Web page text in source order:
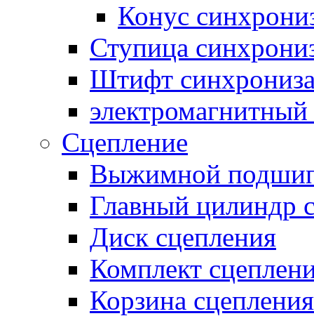
Конус
Ступица
Штифт
электромагнитный
Сцепление
Выжимной
Главный цилиндр
Диск сцепления
Комплект
Корзина сцепления